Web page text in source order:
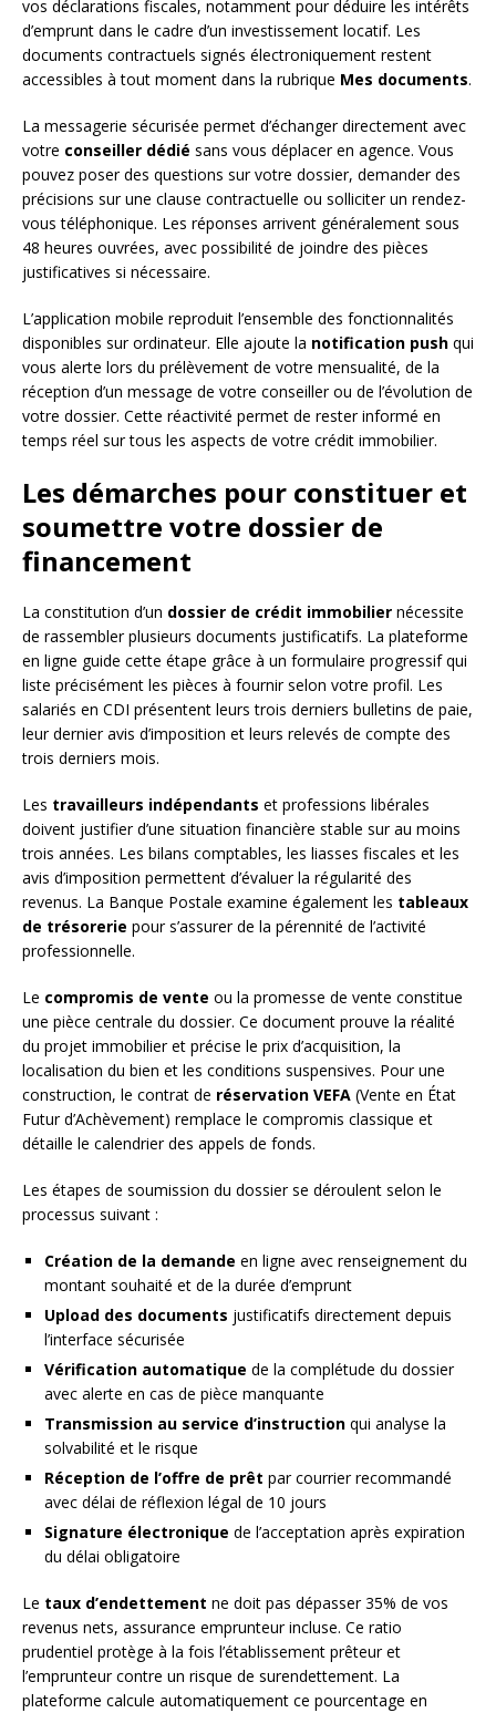
vos déclarations fiscales, notamment pour déduire les intérêts
d’emprunt dans le cadre d’un investissement locatif. Les
documents contractuels signés électroniquement restent
accessibles à tout moment dans la rubrique Mes documents.
La messagerie sécurisée permet d’échanger directement avec
votre conseiller dédié sans vous déplacer en agence. Vous
pouvez poser des questions sur votre dossier, demander des
précisions sur une clause contractuelle ou solliciter un rendez-
vous téléphonique. Les réponses arrivent généralement sous
48 heures ouvrées, avec possibilité de joindre des pièces
justificatives si nécessaire.
L’application mobile reproduit l’ensemble des fonctionnalités
disponibles sur ordinateur. Elle ajoute la notification push qui
vous alerte lors du prélèvement de votre mensualité, de la
réception d’un message de votre conseiller ou de l’évolution de
votre dossier. Cette réactivité permet de rester informé en
temps réel sur tous les aspects de votre crédit immobilier.
Les démarches pour constituer et
soumettre votre dossier de
financement
La constitution d’un dossier de crédit immobilier nécessite
de rassembler plusieurs documents justificatifs. La plateforme
en ligne guide cette étape grâce à un formulaire progressif qui
liste précisément les pièces à fournir selon votre profil. Les
salariés en CDI présentent leurs trois derniers bulletins de paie,
leur dernier avis d’imposition et leurs relevés de compte des
trois derniers mois.
Les travailleurs indépendants et professions libérales
doivent justifier d’une situation financière stable sur au moins
trois années. Les bilans comptables, les liasses fiscales et les
avis d’imposition permettent d’évaluer la régularité des
revenus. La Banque Postale examine également les tableaux
de trésorerie pour s’assurer de la pérennité de l’activité
professionnelle.
Le compromis de vente ou la promesse de vente constitue
une pièce centrale du dossier. Ce document prouve la réalité
du projet immobilier et précise le prix d’acquisition, la
localisation du bien et les conditions suspensives. Pour une
construction, le contrat de réservation VEFA (Vente en État
Futur d’Achèvement) remplace le compromis classique et
détaille le calendrier des appels de fonds.
Les étapes de soumission du dossier se déroulent selon le
processus suivant :
Création de la demande en ligne avec renseignement du
montant souhaité et de la durée d’emprunt
Upload des documents justificatifs directement depuis
l’interface sécurisée
Vérification automatique de la complétude du dossier
avec alerte en cas de pièce manquante
Transmission au service d’instruction qui analyse la
solvabilité et le risque
Réception de l’offre de prêt par courrier recommandé
avec délai de réflexion légal de 10 jours
Signature électronique de l’acceptation après expiration
du délai obligatoire
Le taux d’endettement ne doit pas dépasser 35% de vos
revenus nets, assurance emprunteur incluse. Ce ratio
prudentiel protège à la fois l’établissement prêteur et
l’emprunteur contre un risque de surendettement. La
plateforme calcule automatiquement ce pourcentage en